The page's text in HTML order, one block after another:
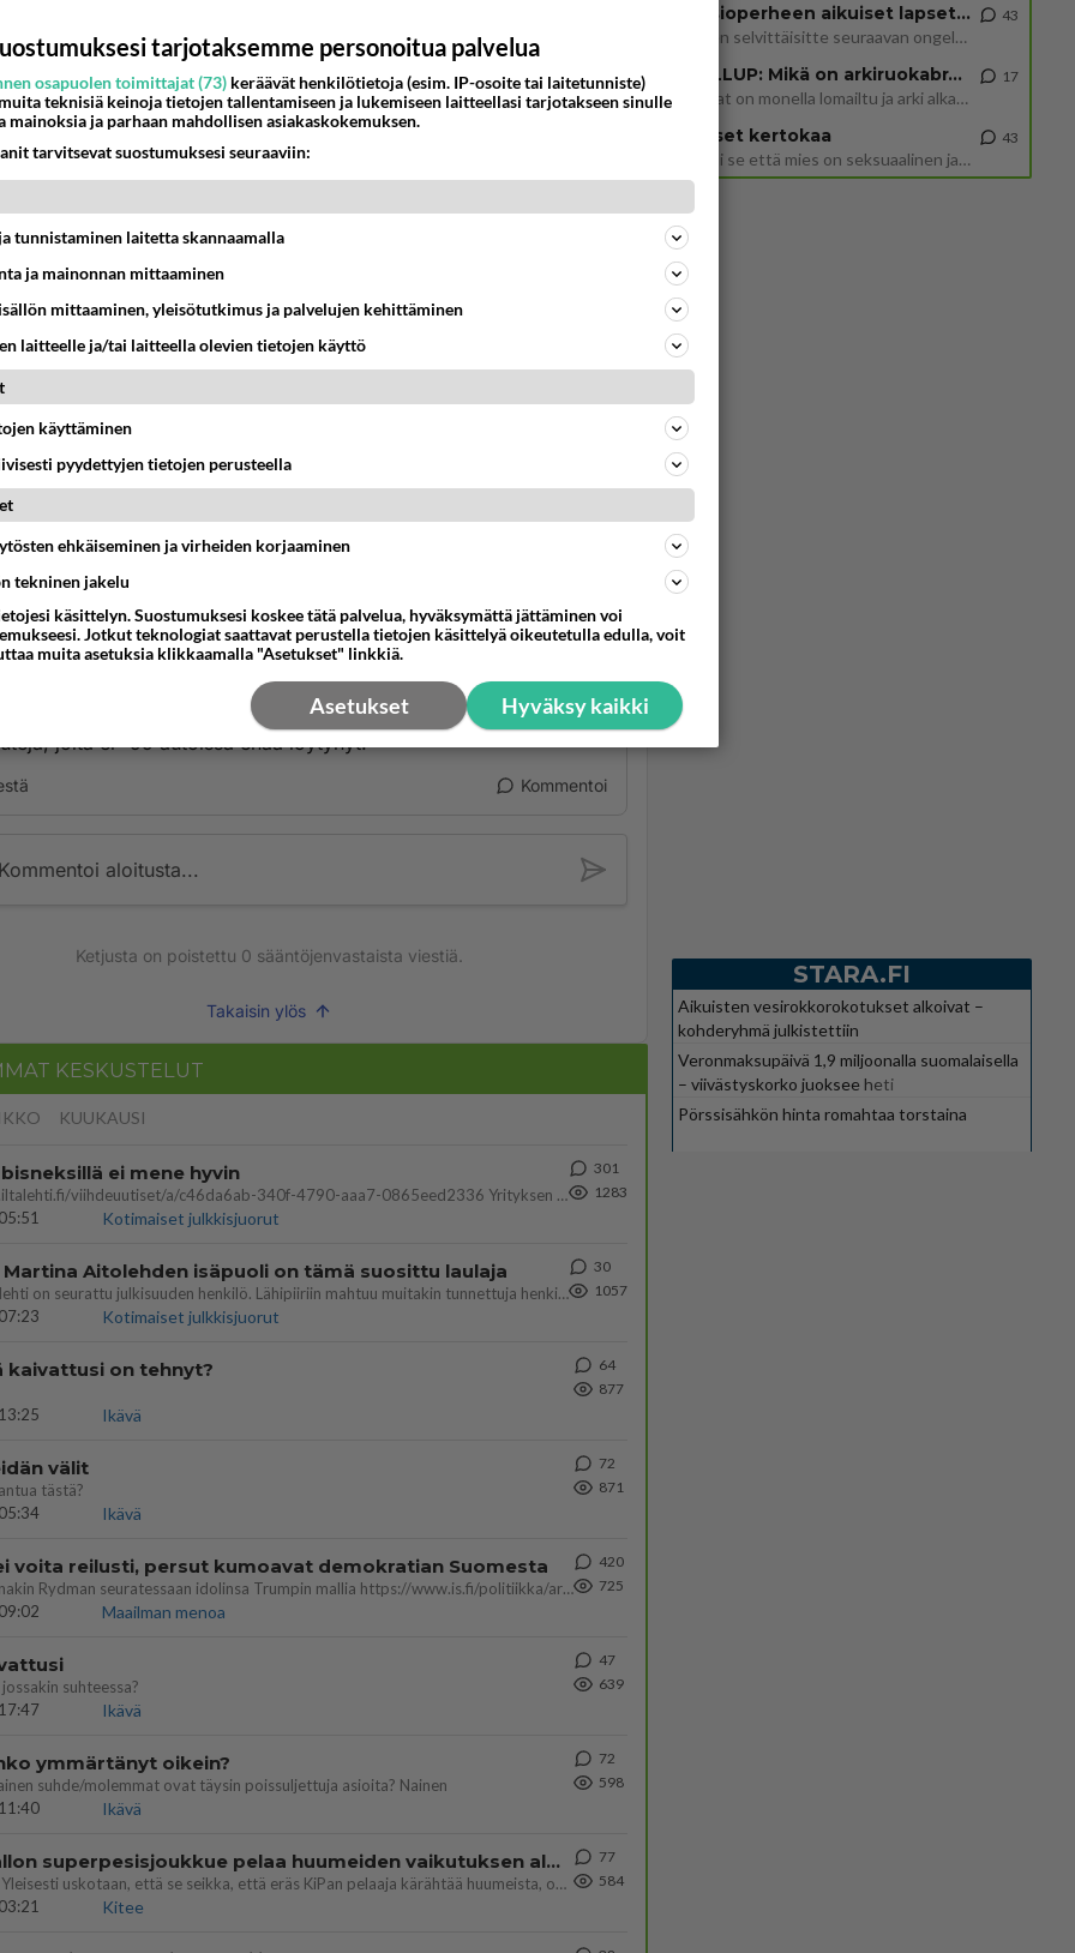
ole yhtään kalliinpia kuin muissakaan, melkeimpä
otettavia asioita:
äänet, kitinä etupään ylätukivarsista aiheuttaa tukivarren (varsien)
ellei rasvata ajoissa
palaa koko ajan -> kuittaus maksaa väh. 250mk
"varren" maali irtoaa kun alu hapettuu (pikku
taitaa olla ihan normaalia
saranoiden stopparit eivät ota riittävän ajoissa (menee
takuuajan jälkeenkin)
Kommentoi
01-09 23:28:00
summalla saa -97 ja -98 malleista 4-sylinterisiä versioita. Selvitä
leasing-auto, niitä oli paljon alkupään 156:sta. Vuokra-autoa ei
pidetty niin kuin omaa, eli lainavehkeeseen suhtaudutaan yleensä
riippuen yksilöissä saattaa olla paljonkin eroa ja kannattaa
lisäksi kiinnittää huomiota yksityiskohtiin.
ja alkuvuonna -98 autoissa oli joitain pieniä, (ei isoja)
joita ei -99 autoissa enää löytynyt.
Kommentoi
Kommentoi aloitusta...
Ketjusta on poistettu 0 sääntöjenvastaista viestiä.
Takaisin ylös
KESKUSTELUT
KUUKAUSI
ei mene hyvin
https://www.iltalehti.fi/viihdeuutiset/a/c46da6ab-340f-4790-aaa7-0865eed2336 Yrityksen konkurssihakemus on tullut kärä
Kotimaiset julkkisjuorut
301
1283
Aitolehden isäpuoli on tämä suosittu laulaja
Martina Aitolehti on seurattu julkisuuden henkilö. Lähipiiriin mahtuu muitakin tunnettuja henkilöitä. Tiesitkö, että Ma
Kotimaiset julkkisjuorut
30
1057
kaivattusi on tehnyt?
Ikävä
64
877
välit
tästä?
Ikävä
72
871
voita reilusti, persut kumoavat demokratian Suomesta
Näin tekisi ainakin Rydman seuratessaan idolinsa Trumpin mallia https://www.is.fi/politiikka/art-2000012187244.html
Maailman menoa
420
725
suhteessa?
Ikävä
47
639
ymmärtänyt oikein?
suhde/molemmat ovat täysin poissuljettuja asioita? Nainen
Ikävä
72
598
Kiteen Pallon superpesisjoukkue pelaa huumeiden vaikutuksen alaisena
Huumerikos. Yleisesti uskotaan, että se seikka, että eräs KiPan pelaaja kärähtää huumeista, on vain jäävuoren huippu. M
Kitee
77
584
Uusioperheen aikuiset lapset tyhjentää jääkaapin käydessään
Miten selvittäisitte seuraavan ongelman, meillä on uusioperhe, minulla teini-ikäiset lapset ja puolisolla aikuiset, jotk
43
GALLUP: Mikä on arkiruokabravuurisi?
Lomat on monella lomailtu ja arki alkaa. Se voi tarkoittaa myös sitä, että grillailut on grillattu ja palataan arjen ruo
17
Naiset kertokaa
Miksi se että mies on seksuaalinen ja haluaa seksiä ja te olette hänen mielestänne haluttava on vastenmielistä? Mikä sii
43
STARA.FI
Aikuisten vesirokkorokotukset alkoivat –
kohderyhmä julkistettiin
Veronmaksupäivä 1,9 miljoonalla suomalaisella
– viivästyskorko juoksee heti
Pörssisähkön hinta romahtaa torstaina
tarjotaksemme personoitua palvelua
osapuolen toimittajat (73) keräävät henkilötietoja (esim. IP-osoite tai laitetunniste)
teknisiä keinoja tietojen tallentamiseen ja lukemiseen laitteellasi tarjotakseen sinulle
ja parhaan mahdollisen asiakaskokemuksen.
tarvitsevat suostumuksesi seuraaviin:
tunnistaminen laitetta skannaamalla
ja mainonnan mittaaminen
mittaaminen, yleisötutkimus ja palvelujen kehittäminen
laitteelle ja/tai laitteella olevien tietojen käyttö
käyttäminen
pyydettyjen tietojen perusteella
ehkäiseminen ja virheiden korjaaminen
tekninen jakelu
käsittelyn. Suostumuksesi koskee tätä palvelua, hyväksymättä jättäminen voi
Jotkut teknologiat saattavat perustella tietojen käsittelyä oikeutetulla edulla, voit
muita asetuksia klikkaamalla "Asetukset" linkkiä.
Hyväksy kaikki
Asetukset